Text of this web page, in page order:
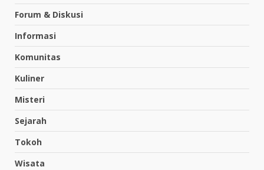
Forum & Diskusi
Informasi
Komunitas
Kuliner
Misteri
Sejarah
Tokoh
Wisata